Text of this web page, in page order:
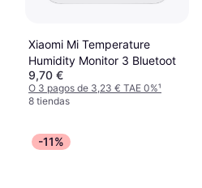
Xiaomi Mi Temperature
Humidity Monitor 3 Bluetoot
9,70 €
O 3 pagos de 3,23 € TAE 0%¹
8 tiendas
-11%